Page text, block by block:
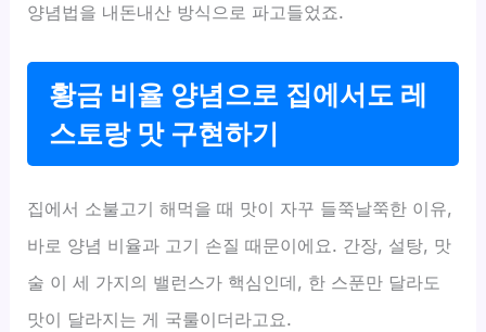
양념법을 내돈내산 방식으로 파고들었죠.
황금 비율 양념으로 집에서도 레
스토랑 맛 구현하기
집에서 소불고기 해먹을 때 맛이 자꾸 들쭉날쭉한 이유,
바로 양념 비율과 고기 손질 때문이에요. 간장, 설탕, 맛
술 이 세 가지의 밸런스가 핵심인데, 한 스푼만 달라도
맛이 달라지는 게 국룰이더라고요.